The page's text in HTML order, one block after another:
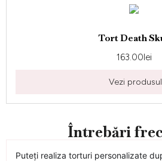
Tort Death
163.00lei
Vezi produsul
Întrebări
Puteți realiza torturi personalizate